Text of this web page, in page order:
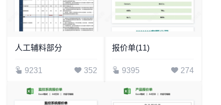
人工辅料部分
9231 352
报价单(11)
9395 274